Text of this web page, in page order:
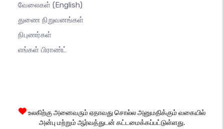
வேலைகள் (English)
துணை நிறுவனங்கள்
நிபுணர்கள்
எங்கள் பிராண்ட்
உலகிற்கு அனைவரும் ஏதாவது சொல்ல அனுமதிக்கும் வகையில்
அன்பு மற்றும் ஆர்வத்துடன் கட்டமைக்கப்பட்டுள்ளது.